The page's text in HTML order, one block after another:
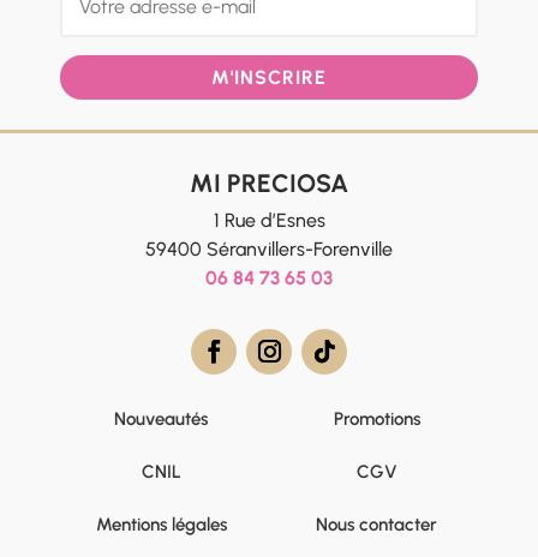
M'INSCRIRE
MI PRECIOSA
1 Rue d’Esnes
59400 Séranvillers-Forenville
06 84 73 65 03
Nouveautés Promotions
CNIL CGV
Mentions légales Nous contacter